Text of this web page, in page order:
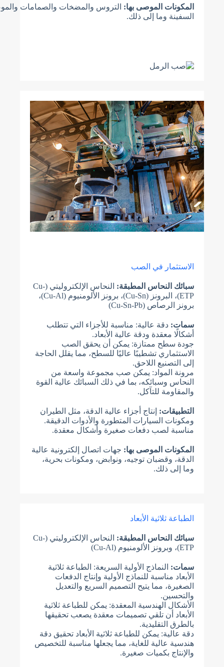
المكونات الموصى بها: التروس والمضخات والصمامات
السفينة وما إلى ذلك.
الاستثمار في الصب
سبائك النحاس المطبقة:
النحاس الإلكتروليتي (Cu-
ETP)، البرونز (Cu-Sn)، برونز الألومنيوم (Cu-Al)،
برونز الرصاص (Cu-Sn-Pb)
سمات: دقة عالية: مناسبة للأجزاء التي تتطلب
أشكالًا معقدة ودقة عالية الأبعاد.
جودة سطح ممتازة: يمكن أن يحقق الصب
الاستثماري تشطيبًا عاليًا للسطح، مما يقلل الحاجة
إلى التصنيع اللاحق.
مرونة المواد: يمكن صب مجموعة واسعة من
النحاس وسبائكه، بما في ذلك السبائك عالية القوة
والمقاومة للتآكل.
التطبيقات: إنتاج أجزاء عالية الدقة، مثل الطيران
ومكونات السيارات المتطورة والأدوات الدقيقة.
مناسبة لصب دفعات صغيرة وأشكال معقدة.
المكونات الموصى بها: جهات اتصال إلكترونية عالية
الدقة، وقضبان توجيه، ونوابض، ومكونات بحرية،
وما إلى ذلك.
الطباعة ثلاثية الأبعاد
سبائك النحاس المطبقة:
النحاس الإلكتروليتي (Cu-
ETP)، وبرونز الألومنيوم (Cu-Al)
سمات: النماذج الأولية السريعة: الطباعة ثلاثية
الأبعاد مناسبة للنماذج الأولية وإنتاج الدفعات
الصغيرة، مما يتيح التصميم السريع والتعديل
والتحسين.
الأشكال الهندسية المعقدة: يمكن للطباعة ثلاثية
الأبعاد أن تلقي تصميمات معقدة يصعب تحقيقها
بالطرق التقليدية.
دقة عالية: يمكن للطباعة ثلاثية الأبعاد تحقيق دقة
هندسية عالية للغاية، مما يجعلها مناسبة للتخصيص
والإنتاج بكميات صغيرة.